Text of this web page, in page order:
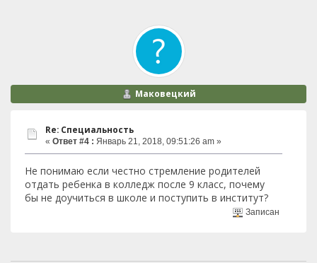
Маковецкий
Re: Специальность
« Ответ #4 : Январь 21, 2018, 09:51:26 am »
Не понимаю если честно стремление родителей
отдать ребенка в колледж после 9 класс, почему
бы не доучиться в школе и поступить в институт?
Записан